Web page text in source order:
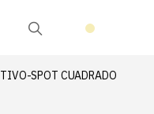
TIVO-SPOT CUADRADO